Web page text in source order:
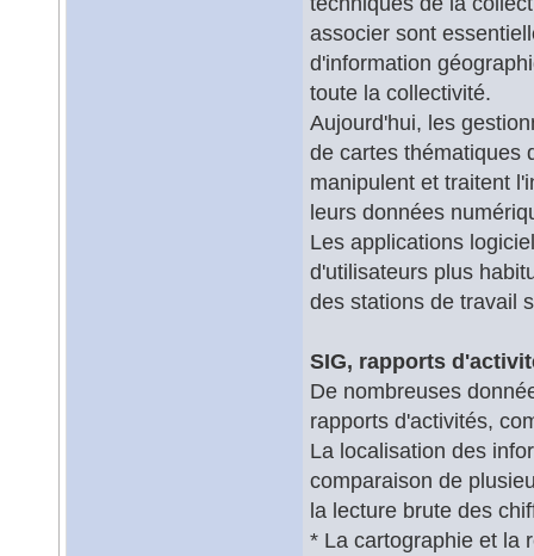
associer sont
d'information
toute la collectivité.
Aujourd'hui, les
de cartes thématiques
manipulent et traitent
leurs données
Les applications
d'utilisateurs plus
des stations de travail
SIG, rapports
De nombreuses
rapports d'activités,
La localisation des
comparaison de
la lecture brute des
* La cartographie et la